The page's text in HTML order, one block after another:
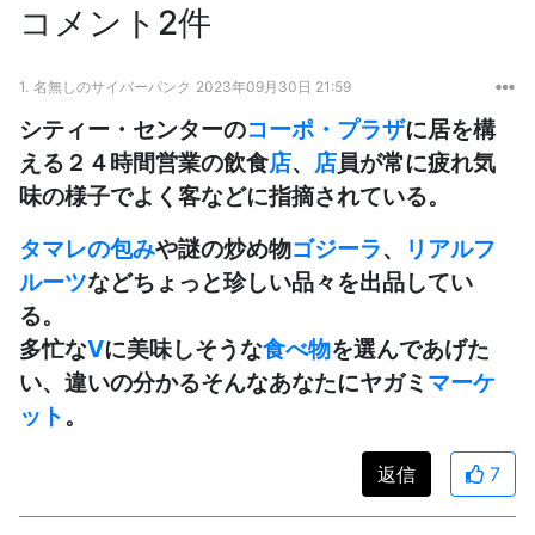
コメント2件
1. 名無しのサイバーパンク 2023年09月30日 21:59
シティー・センターのコーポ・プラザに居を構
える２４時間営業の飲食店、 店員が常に疲れ気
味の様子でよく客などに指摘されている。
タマレの包みや謎の炒め物ゴジーラ、
リアルフ
ルーツなどちょっと珍しい品々を出品してい
る。
多忙なVに美味しそうな食べ物を選んであげた
い、違いの分かるそんなあなたにヤガミ マーケ
ット 。
返信 7